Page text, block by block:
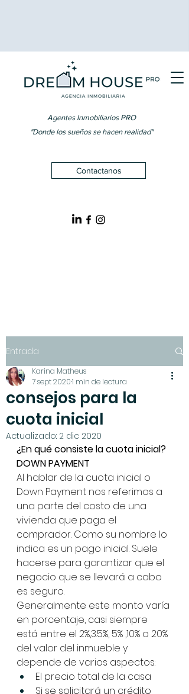
Contactanos
Agentes Inmobiliarios PRO
"Donde los sueños se hacen realidad"
Entrada
consejos para la
cuota inicial
Karina Matheus
7 sept 20201 min de lectura
Actualizado: 2 dic 2020
¿En qué consiste la cuota inicial?
DOWN PAYMENT
Al hablar de la cuota inicial o
Down Payment nos referimos a
una parte del costo de una
vivienda que paga el
comprador. Como su nombre lo
indica es un pago inicial. Suele
hacerse para garantizar que el
negocio que se llevará a cabo
es seguro.
Generalmente este monto varía
en porcentaje, casi siempre
está entre el 2%,3.5%, 5% ,10% o 20%
del valor del inmueble y
depende de varios aspectos:
El precio total de la casa
Si se solicitará un crédito